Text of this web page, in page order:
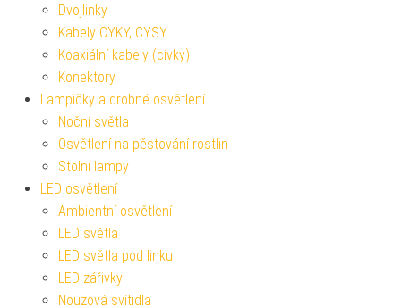
Dvojlinky
Kabely CYKY, CYSY
Koaxiální kabely (cívky)
Konektory
Lampičky a drobné osvětlení
Noční světla
Osvětlení na pěstování rostlin
Stolní lampy
LED osvětlení
Ambientní osvětlení
LED světla
LED světla pod linku
LED zářivky
Nouzová svítidla